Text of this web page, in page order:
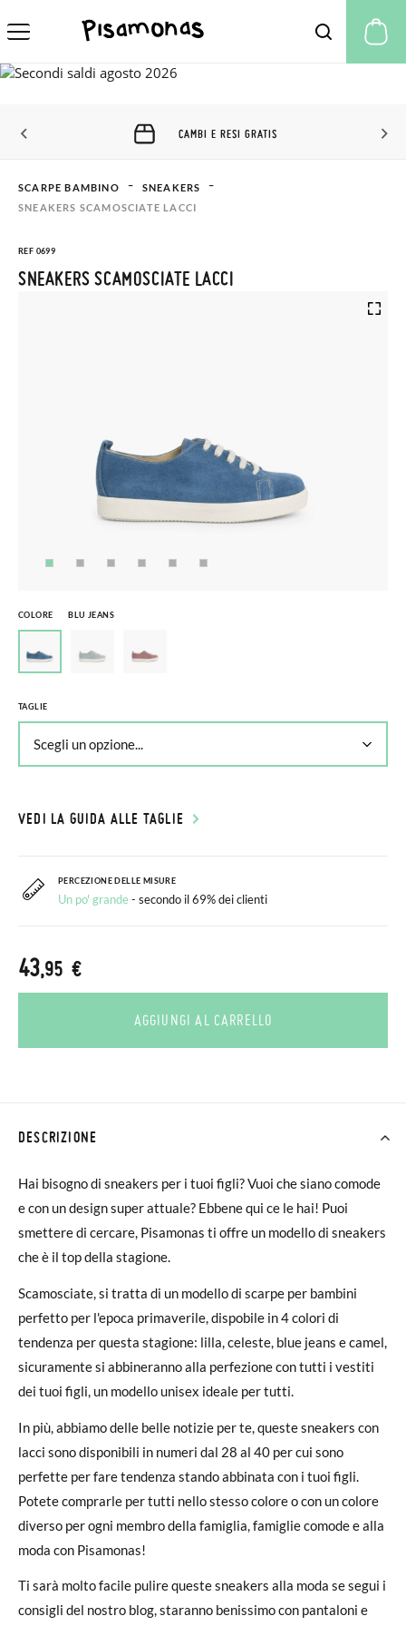
CAMBI E RESI GRATIS
SCARPE BAMBINO
SNEAKERS
SNEAKERS SCAMOSCIATE LACCI
REF 0699
SNEAKERS SCAMOSCIATE LACCI
COLORE BLU JEANS
TAGLIE
VEDI LA GUIDA ALLE TAGLIE
PERCEZIONE DELLE MISURE
Un po' grande- secondo il 69% dei clienti
43,95 €
AGGIUNGI AL CARRELLO
DESCRIZIONE
Hai bisogno di sneakers per i tuoi figli? Vuoi che siano comode
e con un design super attuale? Ebbene qui ce le hai! Puoi
smettere di cercare, Pisamonas ti offre un modello di sneakers
che è il top della stagione.
Scamosciate, si tratta di un modello di scarpe per bambini
perfetto per l'epoca primaverile, dispobile in 4 colori di
tendenza per questa stagione: lilla, celeste, blue jeans e camel,
sicuramente si abbineranno alla perfezione con tutti i vestiti
dei tuoi figli, un modello unisex ideale per tutti.
In più, abbiamo delle belle notizie per te, queste sneakers con
lacci sono disponibili in numeri dal 28 al 40 per cui sono
perfette per fare tendenza stando abbinata con i tuoi figli.
Potete comprarle per tutti nello stesso colore o con un colore
diverso per ogni membro della famiglia, famiglie comode e alla
moda con Pisamonas!
Ti sarà molto facile pulire queste sneakers alla moda se segui i
consigli del nostro blog, staranno benissimo con pantaloni e